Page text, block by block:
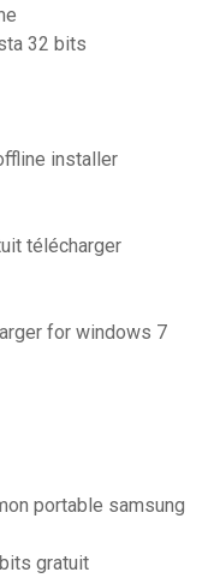
32 bits
installer
télécharger
for windows 7
portable samsung
gratuit